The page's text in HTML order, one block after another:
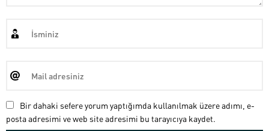
Bir dahaki sefere yorum yaptığımda kullanılmak üzere adımı, e-
posta adresimi ve web site adresimi bu tarayıcıya kaydet.